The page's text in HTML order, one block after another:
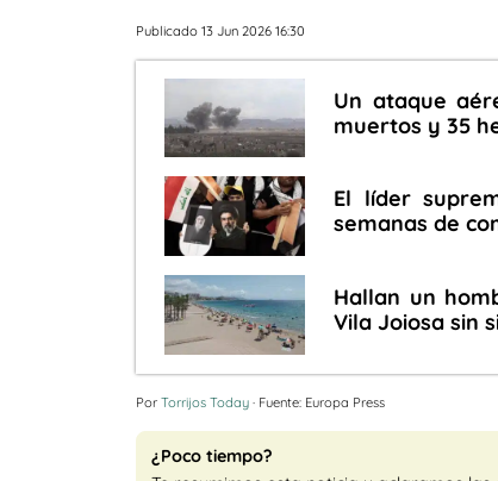
Publicado 13 Jun 2026 16:30
Un ataque
muertos y 35
El líder
semanas de
Hallan un
Vila Joiosa sin
Por Torrijos Today · Fuente: Europa Press
¿Poco tiempo?